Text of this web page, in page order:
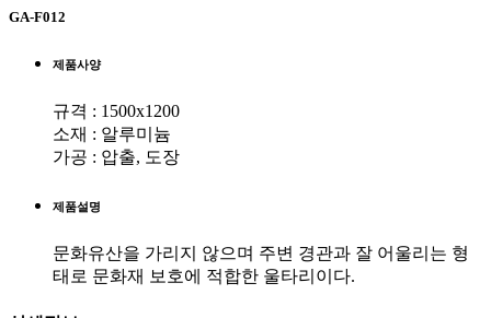
GA-F012
제품사양
규격 : 1500x1200
소재 : 알루미늄
가공 : 압출, 도장
제품설명
문화유산을 가리지 않으며 주변 경관과 잘 어울리는 형
태로 문화재 보호에 적합한 울타리이다.